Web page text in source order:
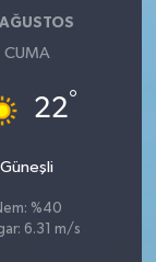
CUMA
22°
Güneşli
%40
6.31 m/s